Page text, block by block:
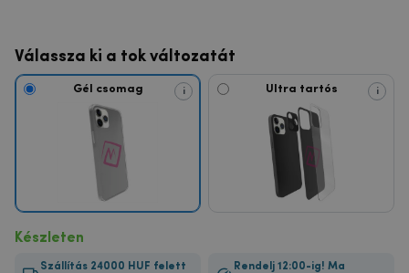
Válassza ki a tok változatát
Gél csomag i Ultra tartós i
Készleten
Szállítás 24000 HUF felett
Rendelj 12:00-ig! Ma